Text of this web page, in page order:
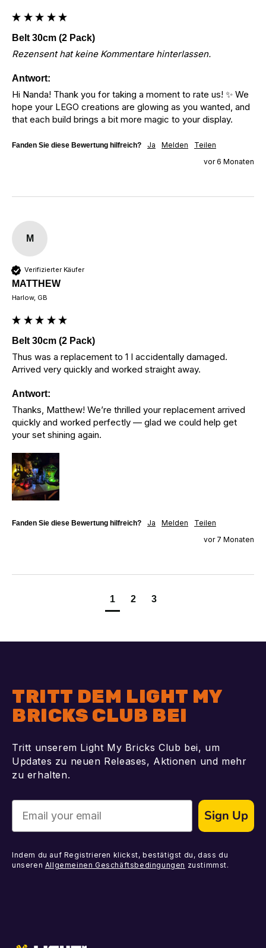
Belt 30cm (2 Pack)
Rezensent hat keine Kommentare hinterlassen.
Antwort:
Hi Nanda! Thank you for taking a moment to rate us! ✨ We
hope your LEGO creations are glowing as you wanted, and
that each build brings a bit more magic to your display.
Fanden Sie diese Bewertung hilfreich? Ja Melden
Teilen
vor 6 Monaten
M
Verifizierter Käufer
MATTHEW
Harlow, GB
Belt 30cm (2 Pack)
Thus was a replacement to 1 I accidentally damaged.
Arrived very quickly and worked straight away.
Antwort:
Thanks, Matthew! We’re thrilled your replacement arrived
quickly and worked perfectly — glad we could help get
your set shining again.
Fanden Sie diese Bewertung hilfreich? Ja Melden
Teilen
vor 7 Monaten
1 2 3
TRITT DEM LIGHT MY
BRICKS CLUB BEI
Tritt unserem Light My Bricks Club bei, um
Updates zu neuen Releases, Aktionen und mehr
zu erhalten.
Email
Sign Up
Indem du auf Registrieren klickst, bestätigst du, dass du
unseren Allgemeinen Geschäftsbedingungen zustimmst.